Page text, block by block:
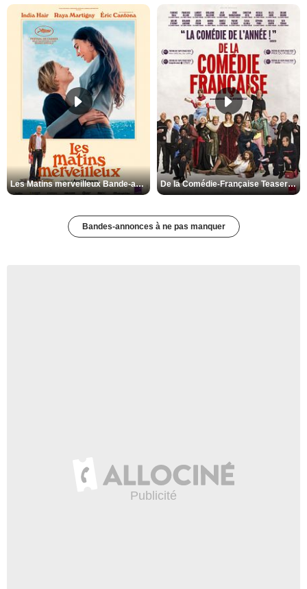
Les Matins merveilleux Bande-annonce VF De la Comédie-Française Teaser VF
Bandes-annonces à ne pas manquer